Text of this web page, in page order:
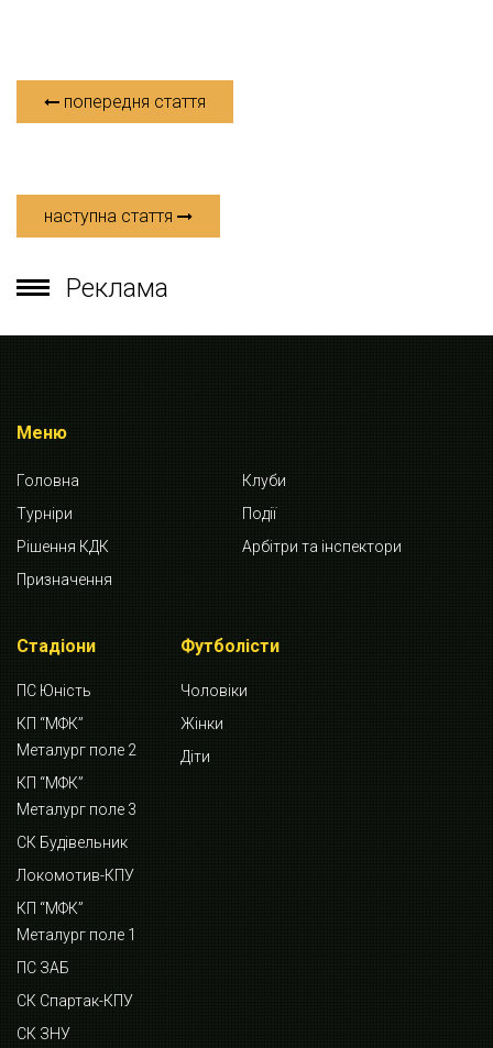
попередня стаття
наступна стаття
Реклама
Меню
Головна
Клуби
Турніри
Події
Рішення КДК
Арбітри та інспектори
Призначення
Стадіони
ПС Юність
КП “МФК”
Металург поле 2
КП “МФК”
Металург поле 3
СК Будівельник
Локомотив-КПУ
КП “МФК”
Металург поле 1
ПС ЗАБ
СК Спартак-КПУ
СК ЗНУ
Футболісти
Чоловіки
Жінки
Діти